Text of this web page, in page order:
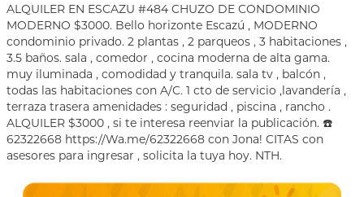
ALQUILER EN ESCAZU #484 CHUZO DE CONDOMINIO
MODERNO $3000. Bello horizonte Escazú , MODERNO
condominio privado. 2 plantas , 2 parqueos , 3 habitaciones ,
3.5 baños. sala , comedor , cocina moderna de alta gama.
muy iluminada , comodidad y tranquila. sala tv , balcón ,
todas las habitaciones con A/C. 1 cto de servicio ,lavandería ,
terraza trasera amenidades : seguridad , piscina , rancho .
ALQUILER $3000 , si te interesa reenviar la publicación. ☎️
62322668 https://Wa.me/62322668 con Jona! CITAS con
asesores para ingresar , solicita la tuya hoy. NTH.